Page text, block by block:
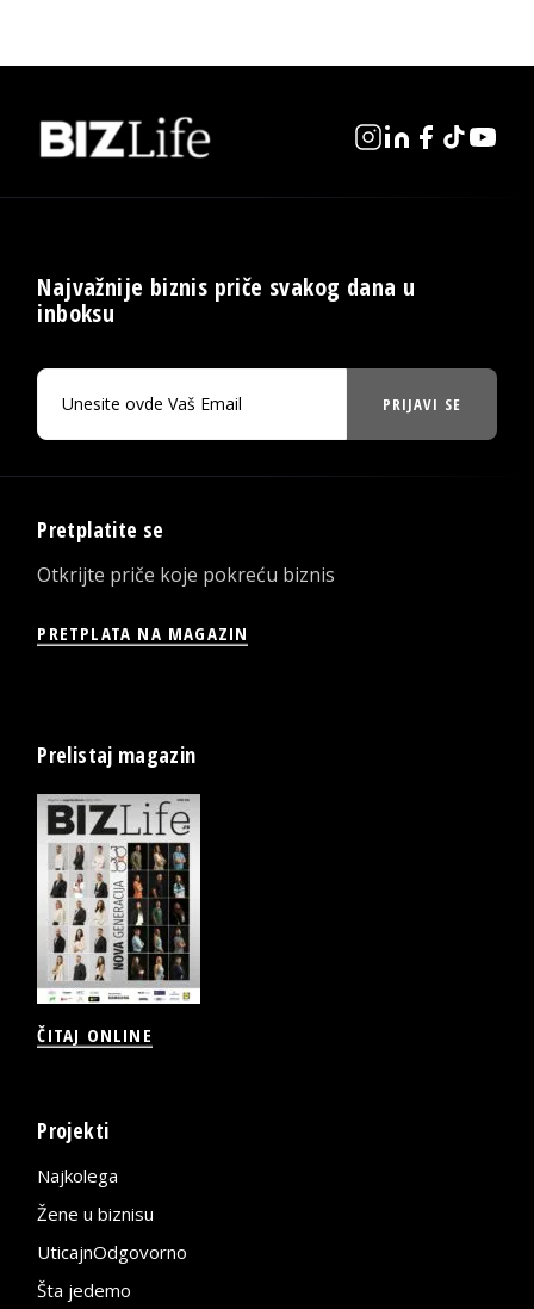
Najvažnije biznis priče svakog dana u
inboksu
PRIJAVI SE
Pretplatite se
Otkrijte priče koje pokreću biznis
PRETPLATA NA MAGAZIN
Prelistaj magazin
ČITAJ ONLINE
Projekti
Najkolega
Žene u biznisu
UticajnOdgovorno
Šta jedemo